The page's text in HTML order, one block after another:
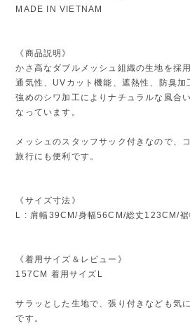
MADE IN VIETNAM
《商品説明》
かさ高なダブルメッシュ組織の生地を採用
通気性、UVカット機能、遮熱性、防臭加
強めのシワ加工によりナチュラルな風合
なっています。
メッシュのスタッフサック付きなので、
旅行にも便利です。
《サイズ寸法》
L : 肩幅39CM/身幅56CM/総丈123CM/
《着用サイズ＆レビュー》
157CM 着用サイズL
サラッとした生地で、張り付きなども気
です。